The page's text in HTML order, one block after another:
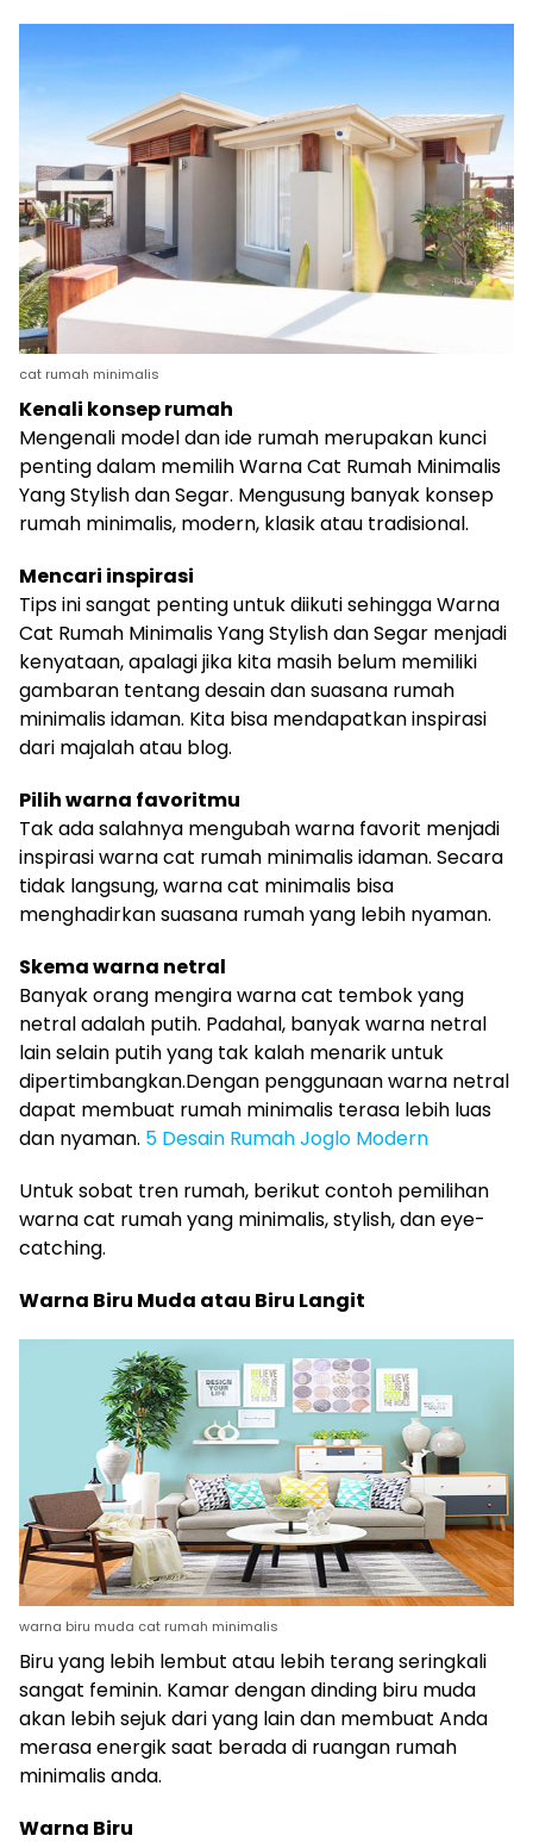
cat rumah minimalis
Kenali konsep rumah
Mengenali model dan ide rumah merupakan kunci
penting dalam memilih Warna Cat Rumah Minimalis
Yang Stylish dan Segar. Mengusung banyak konsep
rumah minimalis, modern, klasik atau tradisional.
Mencari inspirasi
Tips ini sangat penting untuk diikuti sehingga Warna
Cat Rumah Minimalis Yang Stylish dan Segar menjadi
kenyataan, apalagi jika kita masih belum memiliki
gambaran tentang desain dan suasana rumah
minimalis idaman. Kita bisa mendapatkan inspirasi
dari majalah atau blog.
Pilih warna favoritmu
Tak ada salahnya mengubah warna favorit menjadi
inspirasi warna cat rumah minimalis idaman. Secara
tidak langsung, warna cat minimalis bisa
menghadirkan suasana rumah yang lebih nyaman.
Skema warna netral
Banyak orang mengira warna cat tembok yang
netral adalah putih. Padahal, banyak warna netral
lain selain putih yang tak kalah menarik untuk
dipertimbangkan.Dengan penggunaan warna netral
dapat membuat rumah minimalis terasa lebih luas
dan nyaman. 5 Desain Rumah Joglo Modern
Untuk sobat tren rumah, berikut contoh pemilihan
warna cat rumah yang minimalis, stylish, dan eye-
catching.
Warna Biru Muda atau Biru Langit
warna biru muda cat rumah minimalis
Biru yang lebih lembut atau lebih terang seringkali
sangat feminin. Kamar dengan dinding biru muda
akan lebih sejuk dari yang lain dan membuat Anda
merasa energik saat berada di ruangan rumah
minimalis anda.
Warna Biru